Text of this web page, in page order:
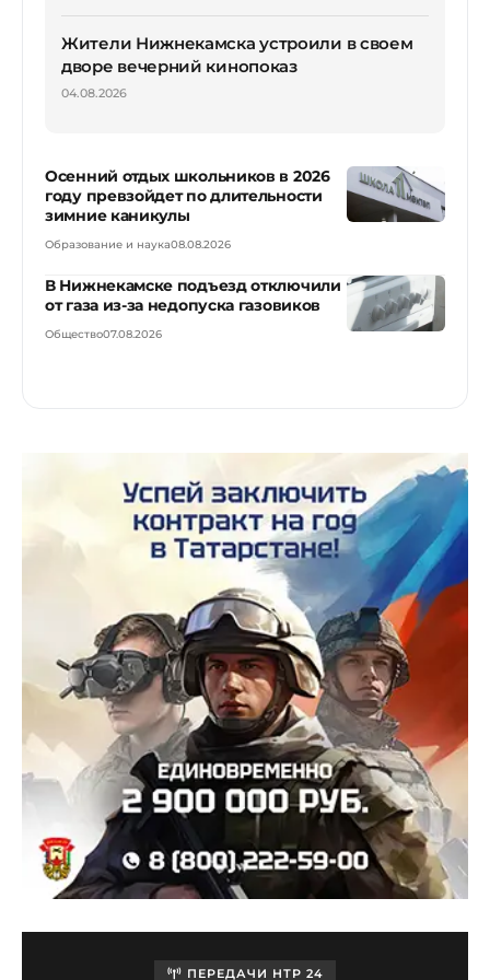
Жители Нижнекамска устроили в своем
дворе вечерний кинопоказ
04.08.2026
Осенний отдых школьников в 2026
году превзойдет по длительности
зимние каникулы
Образование и наука08.08.2026
В Нижнекамске подъезд отключили
от газа из-за недопуска газовиков
Общество07.08.2026
ПЕРЕДАЧИ НТР 24